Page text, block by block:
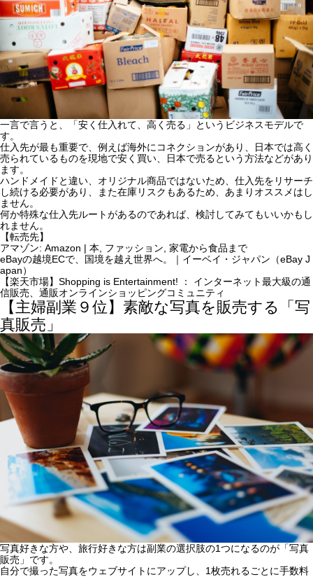
一言で言うと、「安く仕入れて、高く売る」というビジネスモデルで
す。
仕入先が最も重要で、例えば海外にコネクションがあり、日本では高く
売られているものを現地で安く買い、日本で売るという方法などがあり
ます。
ハンドメイドと違い、オリジナル商品ではないため、仕入先をリサーチ
し続ける必要があり、また在庫リスクもあるため、あまりオススメはし
ません。
何か特殊な仕入先ルートがあるのであれば、検討してみてもいいかもし
れません。
【転売先】
アマゾン: Amazon | 本, ファッション, 家電から食品まで
eBayの越境ECで、国境を越え世界へ。｜イーベイ・ジャパン（eBay J
apan）
【楽天市場】Shopping is Entertainment! ： インターネット最大級の通
信販売、通販オンラインショッピングコミュニティ
【主婦副業９位】素敵な写真を販売する「写
真販売」
写真好きな方や、旅行好きな方は副業の選択肢の1つになるのが「写真
販売」です。
自分で撮った写真をウェブサイトにアップし、1枚売れるごとに手数料